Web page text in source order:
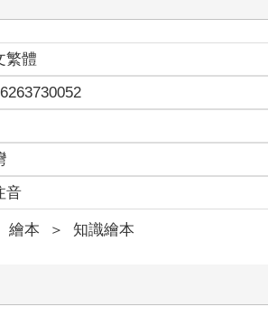
繁體
音
繪本 ＞ 知識繪本